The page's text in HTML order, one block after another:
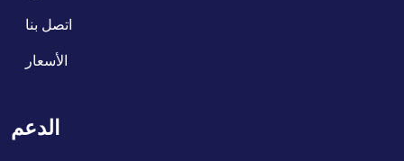
اتصل بنا
الأسعار
الدعم